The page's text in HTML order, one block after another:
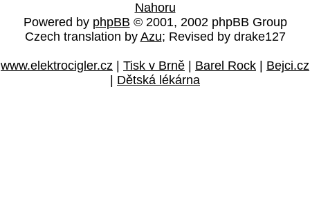
Nahoru
Powered by phpBB © 2001, 2002 phpBB Group
Czech translation by Azu; Revised by drake127
www.elektrocigler.cz Tisk v Brně Barel Rock
Bejci.cz
Dětská lékárna